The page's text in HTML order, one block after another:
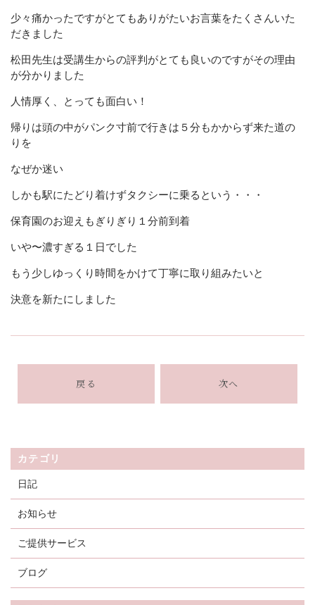
少々痛かったですがとてもありがたいお言葉をたくさんいた
だきました
松田先生は受講生からの評判がとても良いのですがその理由
が分かりました
人情厚く、とっても面白い！
帰りは頭の中がパンク寸前で行きは５分もかからず来た道の
りを
なぜか迷い
しかも駅にたどり着けずタクシーに乗るという・・・
保育園のお迎えもぎりぎり１分前到着
いや〜濃すぎる１日でした
もう少しゆっくり時間をかけて丁寧に取り組みたいと
決意を新たにしました
戻る 次へ
カテゴリ
日記
お知らせ
ご提供サービス
ブログ